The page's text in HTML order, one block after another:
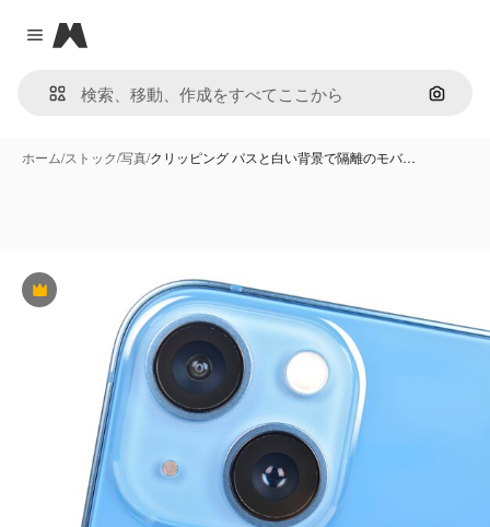
Close menu
Magnific
画像で
ホーム/ストック/写真/クリッピング パスと白い背景で隔離のモバ…
Premium